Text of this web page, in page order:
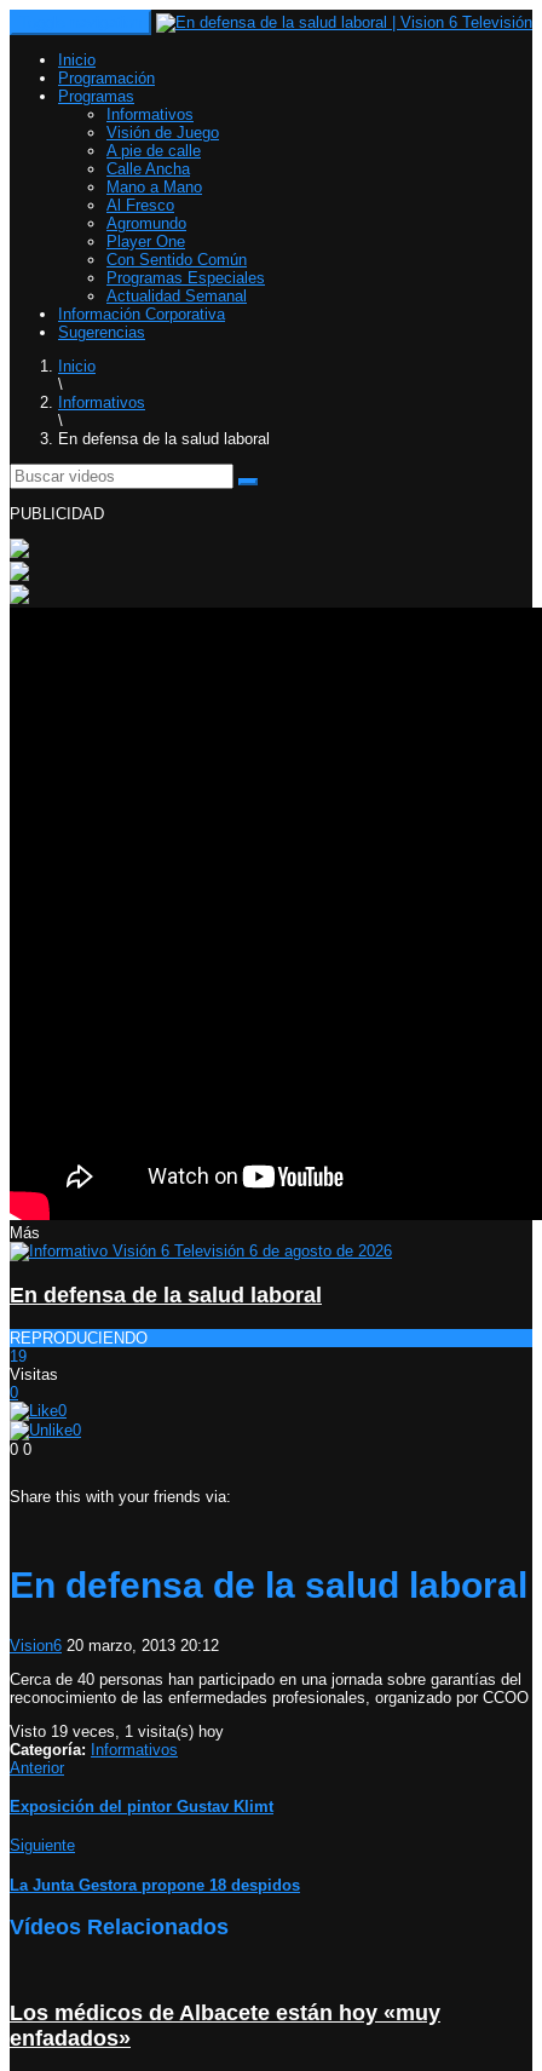
Inicio
Programación
Programas
Informativos
Visión de Juego
A pie de calle
Calle Ancha
Mano a Mano
Al Fresco
Agromundo
Player One
Con Sentido Común
Programas Especiales
Actualidad Semanal
Información Corporativa
Sugerencias
Inicio
\
Informativos
\
En defensa de la salud laboral
PUBLICIDAD
Más
En defensa de la salud laboral
REPRODUCIENDO
19
Visitas
0
0
0
0 0
Share this with your friends via:
En defensa de la salud laboral
Vision6 20 marzo, 2013 20:12
Cerca de 40 personas han participado en una jornada sobre garantías del
reconocimiento de las enfermedades profesionales, organizado por CCOO
Visto 19 veces, 1 visita(s) hoy
Categoría: Informativos
Anterior
Exposición del pintor Gustav Klimt
Siguiente
La Junta Gestora propone 18 despidos
Vídeos Relacionados
Los médicos de Albacete están hoy «muy
enfadados»